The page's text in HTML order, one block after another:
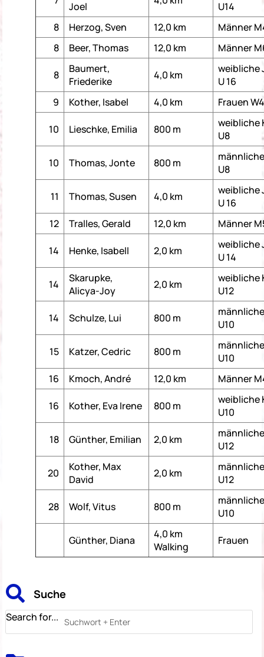
Joel
U14
8
Herzog, Sven 12,0 km
Männer
8
Beer, Thomas 12,0 km Männer
8
Baumert,
Friederike
4,0 km
weibliche
U 16
9
Kother, Isabel 4,0 km Frauen
10 Lieschke, Emilia 800 m
weibliche
U8
10 Thomas, Jonte 800 m
U8
11 Thomas, Susen 4,0 km
weibliche
U 16
12
Tralles, Gerald 12,0 km Männer
14 Henke, Isabell 2,0 km
weibliche
U 14
14
Skarupke,
Alicya-Joy
2,0 km
weibliche
U12
14 Schulze, Lui 800 m
U10
15 Katzer, Cedric 800 m
U10
16
Kmoch, André 12,0 km Männer
16 Kother, Eva Irene 800 m
weibliche
U10
18 Günther, Emilian 2,0 km
U12
20
Kother, Max
David
2,0 km
U12
28 Wolf, Vitus 800 m
U10
Günther, Diana
4,0 km
Walking
Frauen
 Suche
Search for...